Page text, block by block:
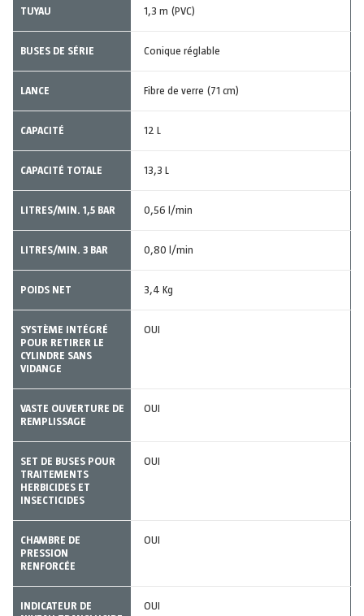
TUYAU 1,3 m (PVC)
BUSES DE SÉRIE Conique réglable
LANCE Fibre de verre (71 cm)
CAPACITÉ 12 L
CAPACITÉ TOTALE 13,3 L
LITRES/MIN. 1,5 BAR 0,56 l/min
LITRES/MIN. 3 BAR 0,80 l/min
POIDS NET 3,4 Kg
SYSTÈME INTÉGRÉ
POUR RETIRER LE
CYLINDRE SANS
VIDANGE
OUI
VASTE OUVERTURE DE
REMPLISSAGE
OUI
SET DE BUSES POUR
TRAITEMENTS
HERBICIDES ET
INSECTICIDES
OUI
CHAMBRE DE
PRESSION
RENFORCÉE
OUI
INDICATEUR DE
OUI